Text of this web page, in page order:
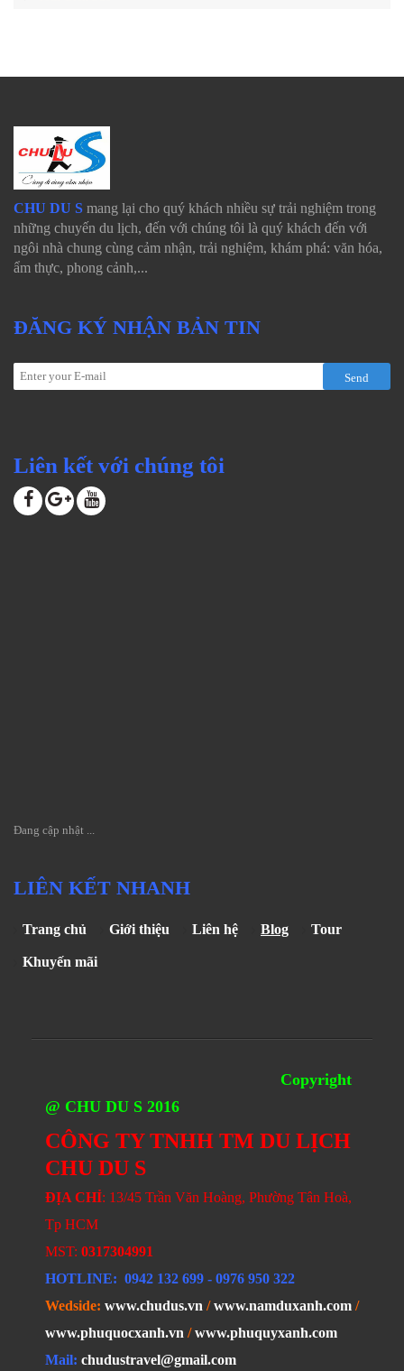
CHU DU S mang lại cho quý khách nhiều sự trải nghiệm trong
những chuyến du lịch, đến với chúng tôi là quý khách đến với
ngôi nhà chung cùng cảm nhận, trải nghiệm, khám phá: văn hóa,
ẩm thực, phong cảnh,...
ĐĂNG KÝ NHẬN BẢN TIN
Send
Liên kết với chúng tôi
Đang cập nhật ...
LIÊN KẾT NHANH
Trang chủ Giới thiệu Liên hệ Blog Tour
Khuyến mãi
Copyright
@ CHU DU S 2016
CÔNG TY TNHH TM DU LỊCH
CHU DU S
ĐỊA CHỈ: 13/45 Trần Văn Hoàng, Phường Tân Hoà,
Tp HCM
MST: 0317304991
HOTLINE: 0942 132 699 - 0976 950 322
Wedside: www.chudus.vn /www.namduxanh.com /
www.phuquocxanh.vn /www.phuquyxanh.com
Mail: chudustravel@gmail.com